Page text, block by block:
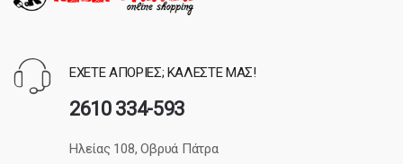
ΕΧΕΤΕ ΑΠΟΡΙΕΣ; ΚΑΛΕΣΤΕ ΜΑΣ!
2610 334-593
Ηλείας 108, Οβρυά Πάτρα